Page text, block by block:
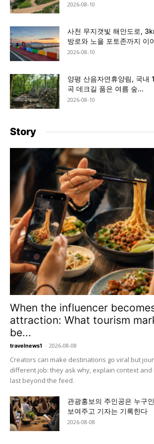
2026-08-10
사천 무지갯빛 해안도로,
방로와 노을 포토존까지 이
2026-08-10
양평 산음자연휴양림, 국내
곡 데크길 품은 여름 숲...
2026-08-10
Story
When the influencer
attraction: What tourism
be...
travelnews1 - 2026-08-08
Creators can make destinations go viral but
different job: they ask why, explain context
last beyond the feed.
관광홍보의 주인공은 누구
보여주고 기자는 기록한다
2026-08-08